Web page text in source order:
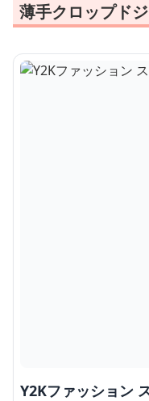
薄手クロップド
Y2Kファッション